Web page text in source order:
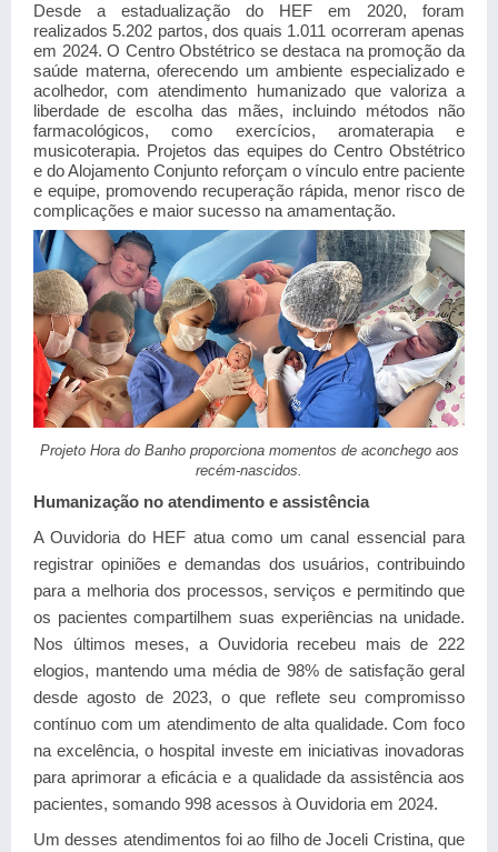
Desde a estadualização do HEF em 2020, foram
realizados 5.202 partos, dos quais 1.011 ocorreram apenas
em 2024. O Centro Obstétrico se destaca na promoção da
saúde materna, oferecendo um ambiente especializado e
acolhedor, com atendimento humanizado que valoriza a
liberdade de escolha das mães, incluindo métodos não
farmacológicos, como exercícios, aromaterapia e
musicoterapia. Projetos das equipes do Centro Obstétrico
e do Alojamento Conjunto reforçam o vínculo entre paciente
e equipe, promovendo recuperação rápida, menor risco de
complicações e maior sucesso na amamentação.
Projeto Hora do Banho proporciona momentos de aconchego aos
recém-nascidos.
Humanização no atendimento e assistência
A Ouvidoria do HEF atua como um canal essencial para
registrar opiniões e demandas dos usuários, contribuindo
para a melhoria dos processos, serviços e permitindo que
os pacientes compartilhem suas experiências na unidade.
Nos últimos meses, a Ouvidoria recebeu mais de 222
elogios, mantendo uma média de 98% de satisfação geral
desde agosto de 2023, o que reflete seu compromisso
contínuo com um atendimento de alta qualidade. Com foco
na excelência, o hospital investe em iniciativas inovadoras
para aprimorar a eficácia e a qualidade da assistência aos
pacientes, somando 998 acessos à Ouvidoria em 2024.
Um desses atendimentos foi ao filho de Joceli Cristina, que